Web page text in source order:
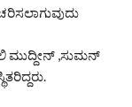
ಮುದ್ದೀನ್ ,ಸುಮನ್